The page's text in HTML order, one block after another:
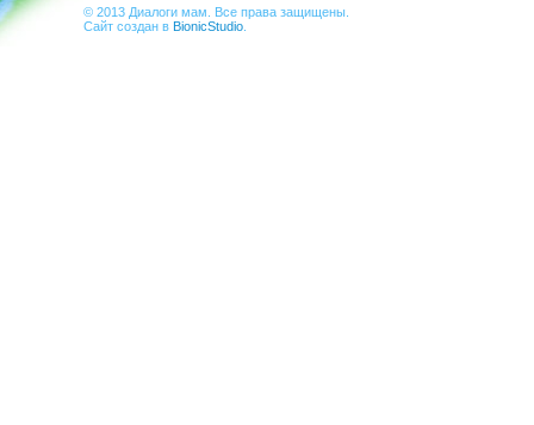
© 2013 Диалоги мам. Все права защищены.
Сайт создан в BionicStudio